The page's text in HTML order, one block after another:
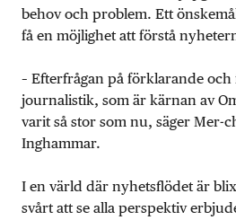
behov och problem. Ett
få en möjlighet att förstå
– Efterfrågan på förklarande
journalistik, som är kärnan av
varit så stor som nu, säger Mer-
Inghammar.
I en värld där nyhetsflödet är
svårt att se alla perspektiv